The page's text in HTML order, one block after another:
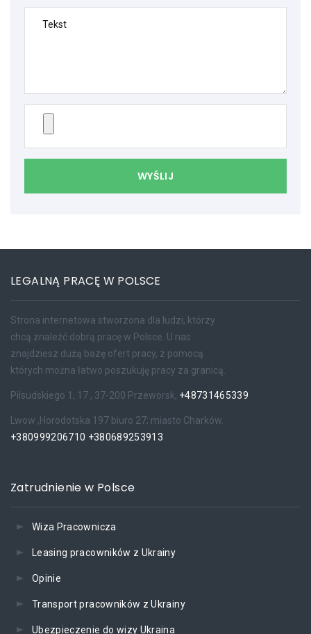
Tekst
WYŚLIJ
LEGALNĄ PRACĘ W POLSCE
Strona internetowa stworzona dla ludzi, którzy
chcą znaleźć dobrą pracę w Polsce. U nas
znajdziesz dużą bazę ofert pracy, z pomocą
których można łatwo poszukuję pracy za granicą.
Pilsudskiego 1, 17 , 37-200 Przeworsk, +48731465339
Lwow ,Horodotska 197 biuro 27; miasto Charków.
+380999206710 +380689253913
Zatrudnienie w Polsce
Wiza Pracownicza
Leasing pracowników z Ukrainy
Opinie
Transport pracowników z Ukrainy
Ubezpieczenie do wizy Ukraina